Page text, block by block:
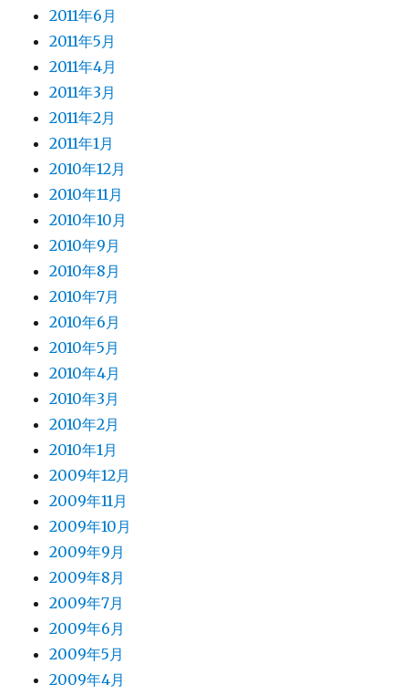
2011年6月
2011年5月
2011年4月
2011年3月
2011年2月
2011年1月
2010年12月
2010年11月
2010年10月
2010年9月
2010年8月
2010年7月
2010年6月
2010年5月
2010年4月
2010年3月
2010年2月
2010年1月
2009年12月
2009年11月
2009年10月
2009年9月
2009年8月
2009年7月
2009年6月
2009年5月
2009年4月